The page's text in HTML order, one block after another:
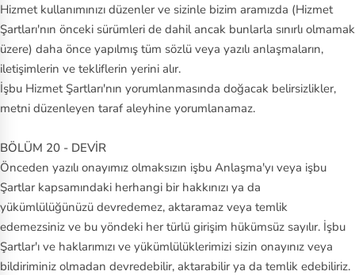
Hizmet kullanımınızı düzenler ve sizinle bizim aramızda (Hizmet
Şartları'nın önceki sürümleri de dahil ancak bunlarla sınırlı olmamak
üzere) daha önce yapılmış tüm sözlü veya yazılı anlaşmaların,
iletişimlerin ve tekliflerin yerini alır.
İşbu Hizmet Şartları'nın yorumlanmasında doğacak belirsizlikler,
metni düzenleyen taraf aleyhine yorumlanamaz.
BÖLÜM 20 - DEVİR
Önceden yazılı onayımız olmaksızın işbu Anlaşma'yı veya işbu
Şartlar kapsamındaki herhangi bir hakkınızı ya da
yükümlülüğünüzü devredemez, aktaramaz veya temlik
edemezsiniz ve bu yöndeki her türlü girişim hükümsüz sayılır. İşbu
Şartlar'ı ve haklarımızı ve yükümlülüklerimizi sizin onayınız veya
bildiriminiz olmadan devredebilir, aktarabilir ya da temlik edebiliriz.